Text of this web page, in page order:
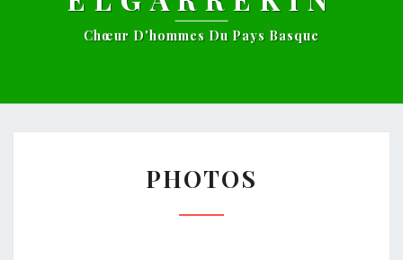
Chœur D'hommes Du Pays Basque
PHOTOS